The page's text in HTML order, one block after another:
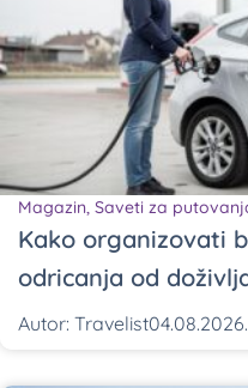
Magazin, Saveti za
Kako organizovati
odricanja od
Autor: Travelist04.08.2026.